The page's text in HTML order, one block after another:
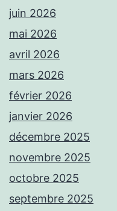
juin 2026
mai 2026
avril 2026
mars 2026
février 2026
janvier 2026
décembre 2025
novembre 2025
octobre 2025
septembre 2025